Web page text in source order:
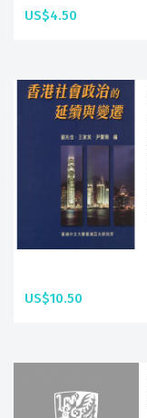
US$4.50
US$10.50